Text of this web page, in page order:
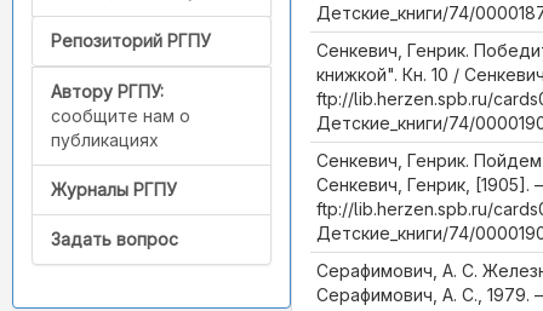
Репозиторий РГПУ
Автору РГПУ:
сообщите нам о
публикациях
Журналы РГПУ
Задать вопрос
Детские_книги/74/
Сенкевич, Генрик.
книжкой". Кн. 10 /
ftp://lib.herzen.spb.ru/
Детские_книги/74/
Сенкевич, Генрик.
Сенкевич, Генрик, [1905].
ftp://lib.herzen.spb.ru/
Детские_книги/74/
Серафимович, А. С.
Серафимович, А. С., 1979.